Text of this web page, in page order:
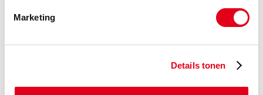
Marketing
Details tonen